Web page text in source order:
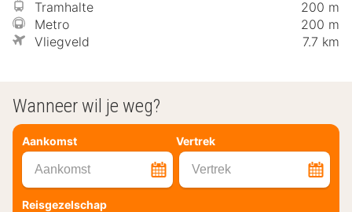
Tramhalte
200 m
Metro
200 m
Vliegveld
7.7 km
Wanneer wil je weg?
Aankomst Vertrek
Aankomst Vertrek
Reisgezelschap